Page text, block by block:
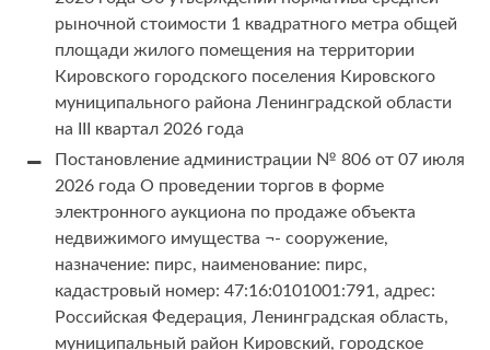
рыночной стоимости 1 квадратного метра общей
площади жилого помещения на территории
Кировского городского поселения Кировского
муниципального района Ленинградской области
на III квартал 2026 года
Постановление администрации № 806 от 07 июля
2026 года О проведении торгов в форме
электронного аукциона по продаже объекта
недвижимого имущества ¬- сооружение,
назначение: пирс, наименование: пирс,
кадастровый номер: 47:16:0101001:791, адрес:
Российская Федерация, Ленинградская область,
муниципальный район Кировский, городское